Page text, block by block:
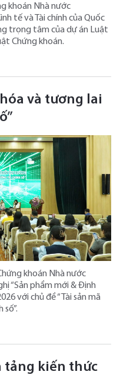
khoán Nhà nước
tế và Tài chính của Quốc
trọng tâm của dự án Luật
Chứng khoán.
và tương lai
khoán Nhà nước
“Sản phẩm mới & Định
với chủ đề “Tài sản mã
tảng kiến thức